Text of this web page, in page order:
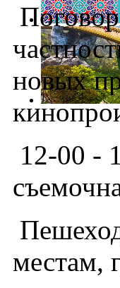
новых
12-00 -
местам,